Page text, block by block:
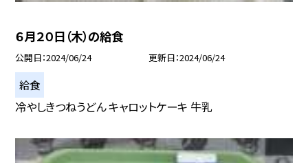
６月２０日（木）の給食
公開日 2024/06/24 更新日 2024/06/24
給食
冷やしきつねうどん キャロットケーキ 牛乳